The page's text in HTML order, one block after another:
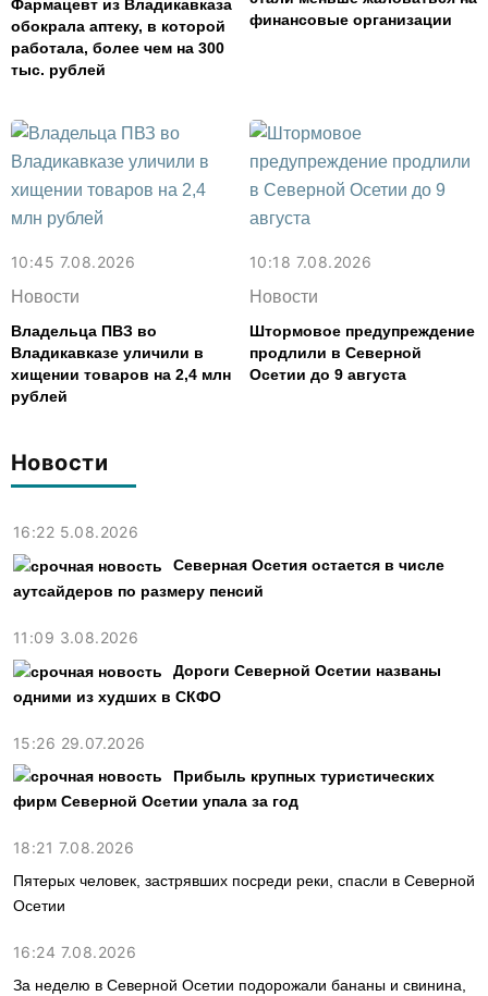
Новости
16:22 5.08.2026
Северная Осетия остается в числе
аутсайдеров по размеру пенсий
11:09 3.08.2026
Дороги Северной Осетии названы
одними из худших в СКФО
15:26 29.07.2026
Прибыль крупных туристических
фирм Северной Осетии упала за год
18:21 7.08.2026
Пятерых человек, застрявших посреди реки, спасли в Северной
Осетии
16:24 7.08.2026
За неделю в Северной Осетии подорожали бананы и свинина,
Фармацевт из Владикавказа
обокрала аптеку, в которой
работала, более чем на 300
тыс. рублей
финансовые организации
10:45 7.08.2026
Новости
Владельца ПВЗ во
Владикавказе уличили в
хищении товаров на 2,4 млн
рублей
10:18 7.08.2026
Новости
Штормовое предупреждение
продлили в Северной
Осетии до 9 августа